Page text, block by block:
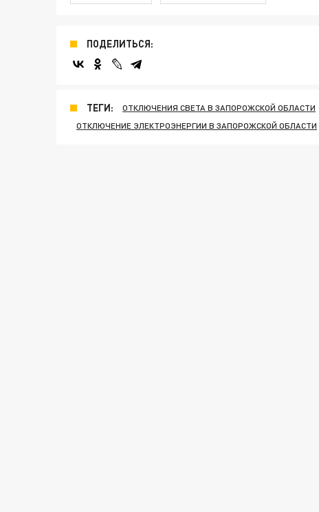
ПОДЕЛИТЬСЯ:
ТЕГИ:
ОТКЛЮЧЕНИЯ СВЕТА В ЗАПОРОЖСКОЙ ОБЛАСТИ
ОТКЛЮЧЕНИЕ ЭЛЕКТРОЭНЕРГИИ В ЗАПОРОЖСКОЙ ОБЛАСТИ